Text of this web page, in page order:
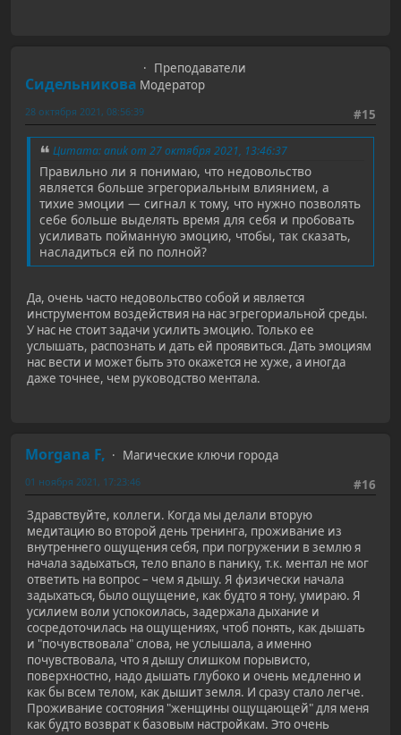
Сидельникова
Преподаватели
Модератор
#15
28 октября 2021, 08:56:39
Цитата: anuk от 27 октября 2021, 13:46:37
Правильно ли я понимаю, что недовольство
является больше эгрегориальным влиянием, а
тихие эмоции — сигнал к тому, что нужно позволять
себе больше выделять время для себя и пробовать
усиливать пойманную эмоцию, чтобы, так сказать,
насладиться ей по полной?
Да, очень часто недовольство собой и является
инструментом воздействия на нас эгрегориальной среды.
У нас не стоит задачи усилить эмоцию. Только ее
услышать, распознать и дать ей проявиться. Дать эмоциям
нас вести и может быть это окажется не хуже, а иногда
даже точнее, чем руководство ментала.
Morgana F,
Магические ключи города
#16
01 ноября 2021, 17:23:46
Здравствуйте, коллеги. Когда мы делали вторую
медитацию во второй день тренинга, проживание из
внутреннего ощущения себя, при погружении в землю я
начала задыхаться, тело впало в панику, т.к. ментал не мог
ответить на вопрос – чем я дышу. Я физически начала
задыхаться, было ощущение, как будто я тону, умираю. Я
усилием воли успокоилась, задержала дыхание и
сосредоточилась на ощущениях, чтоб понять, как дышать
и "почувствовала" слова, не услышала, а именно
почувствовала, что я дышу слишком порывисто,
поверхностно, надо дышать глубоко и очень медленно и
как бы всем телом, как дышит земля. И сразу стало легче.
Проживание состояния "женщины ощущающей" для меня
как будто возврат к базовым настройкам. Это очень